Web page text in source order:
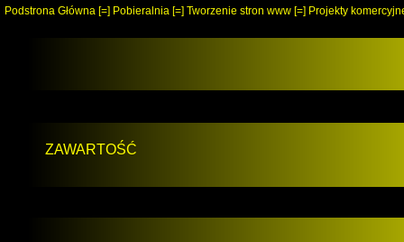
Podstrona Główna [=] Pobieralnia [=] Tworzenie stron www [=] Projekty
ZAWARTOŚĆ